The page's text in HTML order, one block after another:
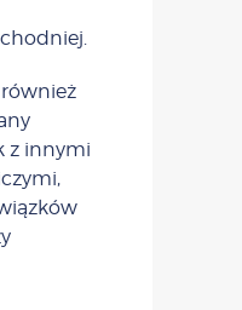
z innymi